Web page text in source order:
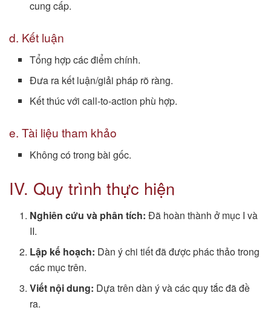
cung cấp.
d. Kết luận
Tổng hợp các điểm chính.
Đưa ra kết luận/giải pháp rõ ràng.
Kết thúc với call-to-action phù hợp.
e. Tài liệu tham khảo
Không có trong bài gốc.
IV. Quy trình thực hiện
Nghiên cứu và phân tích: Đã hoàn thành ở mục I và
II.
Lập kế hoạch: Dàn ý chi tiết đã được phác thảo trong
các mục trên.
Viết nội dung: Dựa trên dàn ý và các quy tắc đã đề
ra.